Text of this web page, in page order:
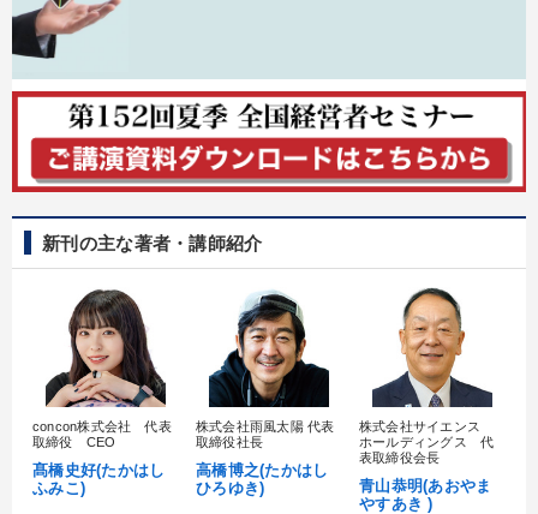
新刊の主な著者・講師紹介
concon株式会社 代表
取締役 CEO
髙橋史好(たかはし
ふみこ)
株式会社雨風太陽 代表
取締役社長
高橋博之(たかはし
ひろゆき)
株式会社サイエンス
ホールディングス 代
表取締役会長
青山恭明(あおやま
やすあき )